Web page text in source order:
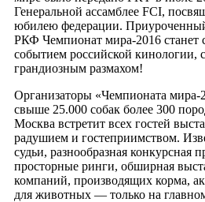
Генеральной ассамблее FCI,
юбилею федерации.
РКФ Чемпионат мира-2016
событием российской кинологии,
грандиозным размахом!
Организаторы «Чемпионата мира-
свыше 25.000 собак более 300
Москва встретит всех гостей
радушием и гостеприимством.
судьи, разнообразная конкурсная
просторные ринги, обширная
компаний, производящих корма,
для животных — только на